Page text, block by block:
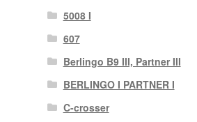
5008 I
607
Berlingo B9 III, Partner III
BERLINGO I PARTNER I
C-crosser